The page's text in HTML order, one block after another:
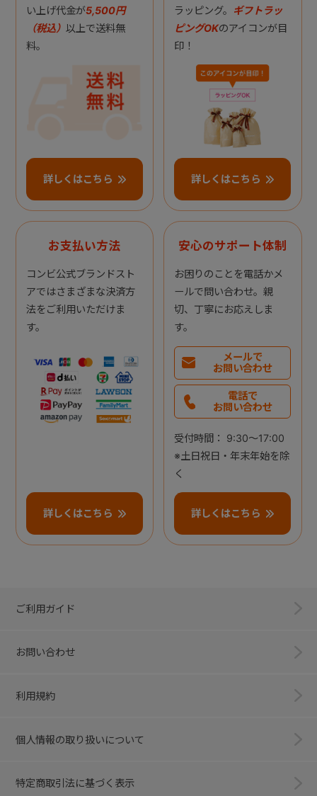
い上げ代金が5,500円
（税込） 以上で送料無
料。
詳しくはこちら
ラッピング。 ギフトラッ
ピングOKのアイコンが目
印！
詳しくはこちら
お支払い方法
コンビ公式ブランドスト
アではさまざまな決済方
法をご利用いただけま
す。
詳しくはこちら
安心のサポート体制
お困りのことを電話かメ
ールで問い合わせ。親
切、丁寧にお応えしま
す。
メールで
お問い合わせ
電話で
お問い合わせ
受付時間： 9:30～17:00
※土日祝日・年末年始を除
く
詳しくはこちら
ご利用ガイド
お問い合わせ
利用規約
個人情報の取り扱いについて
特定商取引法に基づく表示